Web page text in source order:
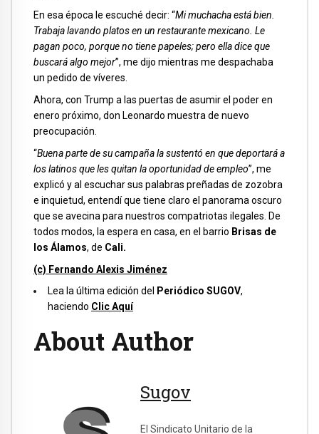
En esa época le escuché decir: “Mi muchacha está bien.
Trabaja lavando platos en un restaurante mexicano. Le
pagan poco, porque no tiene papeles; pero ella dice que
buscará algo mejor”, me dijo mientras me despachaba
un pedido de víveres.
Ahora, con Trump a las puertas de asumir el poder en
enero próximo, don Leonardo muestra de nuevo
preocupación.
“Buena parte de su campaña la sustentó en que deportará a
los latinos que les quitan la oportunidad de empleo”, me
explicó y al escuchar sus palabras preñadas de zozobra
e inquietud, entendí que tiene claro el panorama oscuro
que se avecina para nuestros compatriotas ilegales. De
todos modos, la espera en casa, en el barrio Brisas de
los Álamos, de Cali.
(c) Fernando Alexis Jiménez
Lea la última edición del
Periódico SUGOV,
haciendo Clic Aquí
About Author
Sugov
El Sindicato Unitario de la